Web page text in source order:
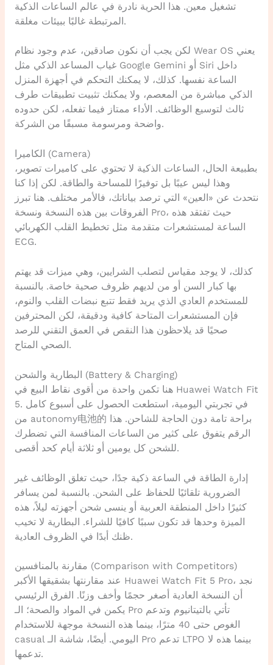
تشغيل معين. هذا الحرية نادرة في عالم الساعات الذكية
المرتبطة غالبًا ببيئات مغلقة.
لكن يجب أن نكون صادقين، عدم وجود نظام Wear OS يعني
غياب المساعد الذكي مثل Google Gemini أو Siri داخل
الساعة نفسها. كذلك، لا يمكنك التحكم في أجهزة المنزل
الذكي مباشرة من المعصم، ولا يمكنك تثبيت تطبيقات طرف
ثالث لتوسيع الوظائف. الأداء ممتاز فيما تفعله، لكن حدوده
واضحة ومرسومة مسبقًا من الشركة.
الكاميرا (Camera)
بطبيعة الحال، الساعات الذكية لا تحتوي على كاميرات تصوير،
وهذا ليس عيبًا بل توفيرًا للمساحة والطاقة. لكن إذا كنا
نتحدث عن «العين» التي ترصد بياناتك، فالأمر مختلف. هنا تبرز
الفروقات بين هذه النسخة ونسخة Pro، حيث تفتقد هذه
الساعة لمستشعرات متقدمة مثل تخطيط القلب الكهربائي
ECG.
كذلك، لا يوجد مقياس لتصلب الشرايين، وهي ميزات قد يهتم
بها كبار السن أو من لديهم ظروف صحية خاصة. بالنسبة
للمستخدم العادي الذي يريد فقط تتبع نبضات القلب والنوم،
فإن المستشعرات المتاحة كافية ودقيقة، لكن المحترفين
صحيًا قد يلاحظون هذا النقص في العمق التقني للرصد
الصحي المتاح.
البطارية والشحن (Battery & Charging)
هنا تكمن واحدة من أقوى نقاط البيع في Huawei Watch Fit
5. في تجربتي اليومية، استطعت الحصول على أسبوع كامل
من autonomy电池的 براحة تامة دون الحاجة للشاحن. هذا
الرقم يتفوق على كثير من الساعات المنافسة التي تضطرك
للشحن كل يومين أو ثلاثة أيام كحد أقصى.
إدارة الطاقة في الساعة ذكية جدًا، حيث تغلق الوظائف غير
الضرورية تلقائيًا للحفاظ على الشحن. بالنسبة لمن يسافر
كثيرًا داخل المنطقة العربية أو ينسى شحن أجهزته ليلاً، هذه
الميزة وحدها قد تكون سببًا كافيًا للشراء. البطارية لا تخيب
ظنك أبدًا في الظروف العادية.
مقارنة بالمنافسين (Comparison with Competitors)
عند مقارنتها بشقيقها الأكبر Huawei Watch Fit 5 Pro، نجد
أن النسخة العادية أصغر حجمًا وأخف وزنًا. الفرق الرئيسي
يكمن في المواد والصحة؛ الـ Pro تأتي بالتيتانيوم وتدعم
الغوص حتى 40 مترًا، بينما هذه النسخة موجهة للاستخدام
casual اليومي. أيضًا، شاشة الـ Pro تدعم LTPO بينما هذه لا
تدعمها.